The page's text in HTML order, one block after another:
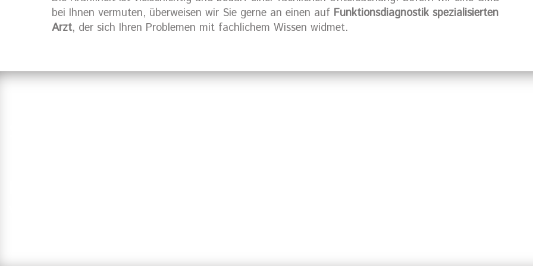
bei Ihnen vermuten, überweisen wir Sie gerne an einen auf Funktionsdiagnostik spezialisierten
Arzt, der sich Ihren Problemen mit fachlichem Wissen widmet.